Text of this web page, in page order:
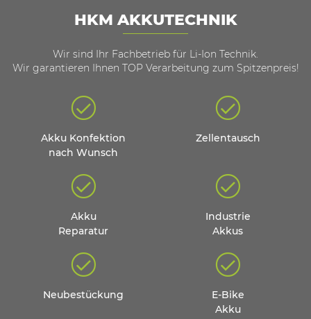
HKM AKKUTECHNIK
Wir sind Ihr Fachbetrieb für Li-Ion Technik.
Wir garantieren Ihnen TOP Verarbeitung zum Spitzenpreis!
Akku Konfektion
nach Wunsch
Zellentausch
Akku
Reparatur
Industrie
Akkus
Neubestückung
E-Bike
Akku